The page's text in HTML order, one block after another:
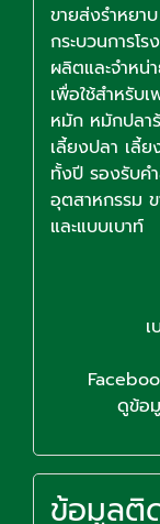
ขายส่งรำหยา
กระบวนการโ
ผลิตและจำหน่
เพื่อใช้สำหรับ
หมัก หมักปลา
เลี้ยงปลา เลี้
ทั้งปี รองรับค
อุตสาหกรรม
และแบบเบาท์
เ
ดูข้อ
ข้อมูลติ